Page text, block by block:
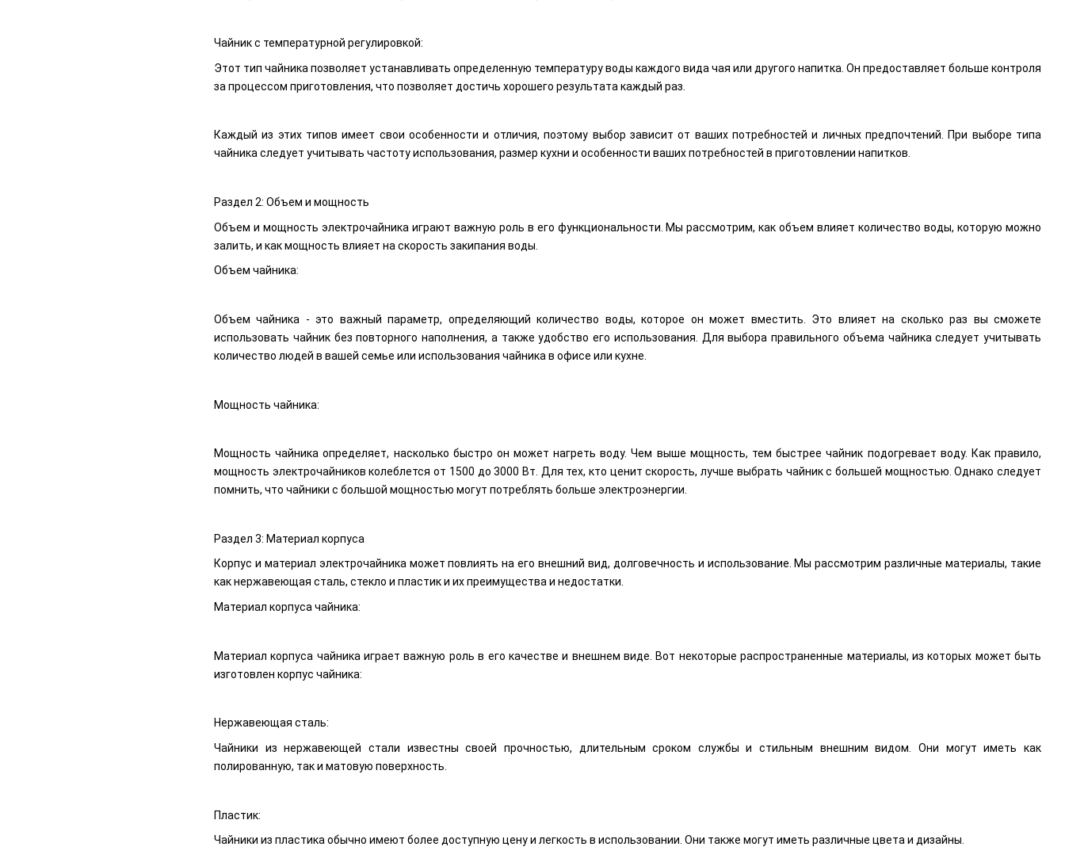
Чайник с температурной регулировкой:
Этот тип чайника позволяет устанавливать определенную температуру воды каждого вида чая или другого напитка. Он предоставляет больше контроля
за процессом приготовления, что позволяет достичь хорошего результата каждый раз.
Каждый из этих типов имеет свои особенности и отличия, поэтому выбор зависит от ваших потребностей и личных предпочтений. При выборе типа
чайника следует учитывать частоту использования, размер кухни и особенности ваших потребностей в приготовлении напитков.
Раздел 2: Объем и мощность
Объем и мощность электрочайника играют важную роль в его функциональности. Мы рассмотрим, как объем влияет количество воды, которую можно
залить, и как мощность влияет на скорость закипания воды.
Объем чайника:
Объем чайника - это важный параметр, определяющий количество воды, которое он может вместить. Это влияет на сколько раз вы сможете
использовать чайник без повторного наполнения, а также удобство его использования. Для выбора правильного объема чайника следует учитывать
количество людей в вашей семье или использования чайника в офисе или кухне.
Мощность чайника:
Мощность чайника определяет, насколько быстро он может нагреть воду. Чем выше мощность, тем быстрее чайник подогревает воду. Как правило,
мощность электрочайников колеблется от 1500 до 3000 Вт. Для тех, кто ценит скорость, лучше выбрать чайник с большей мощностью. Однако следует
помнить, что чайники с большой мощностью могут потреблять больше электроэнергии.
Раздел 3: Материал корпуса
Корпус и материал электрочайника может повлиять на его внешний вид, долговечность и использование. Мы рассмотрим различные материалы, такие
как нержавеющая сталь, стекло и пластик и их преимущества и недостатки.
Материал корпуса чайника:
Материал корпуса чайника играет важную роль в его качестве и внешнем виде. Вот некоторые распространенные материалы, из которых может быть
изготовлен корпус чайника:
Нержавеющая сталь:
Чайники из нержавеющей стали известны своей прочностью, длительным сроком службы и стильным внешним видом. Они могут иметь как
полированную, так и матовую поверхность.
Пластик:
Чайники из пластика обычно имеют более доступную цену и легкость в использовании. Они также могут иметь различные цвета и дизайны.